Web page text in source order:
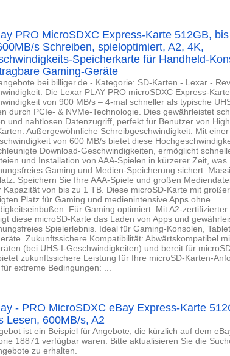
PRO MicroSDXC Express-Karte 512GB,
s Schreiben, spieloptimiert, A2, 4K,
Speicherkarte für Handheld-
Gaming-Geräte
bei billiger.de - Kategorie: SD-Karten - Lexar -
Die Lexar PLAY PRO microSDXC Express-
von 900 MB/s – 4-mal schneller als typische
durch PCIe- & NVMe-Technologie. Dies gewährleistet
und nahtlosen Datenzugriff, perfekt für Benutzer von
Außergewöhnliche Schreibgeschwindigkeit: Mit einer
von 600 MB/s bietet diese
Download-Geschwindigkeiten, ermöglicht
und Installation von AAA-Spielen in kürzerer Zeit, was
Gaming und Medien-Speicherung sichert.
Speichern Sie Ihre AAA-Spiele und großen
Kapazität von bis zu 1 TB. Diese microSD-Karte mit
Platz für Gaming und medienintensive Apps ohne
Für Gaming optimiert: Mit A2-zertifizierter
diese microSD-Karte das Laden von Apps und
Spielerlebnis. Ideal für Gaming-Konsolen,
Zukunftssichere Kompatibilität: Abwärtskompatibel
(bei UHS-I-Geschwindigkeiten) und bereit für
zukunftssichere Leistung für Ihre microSD-Karten-
extreme Bedingungen: ...
- PRO MicroSDXC eBay Express-Karte
Lesen, 600MB/s, A2
ist ein Beispiel für Angebote, die kürzlich auf dem
18871 verfügbar waren. Bitte aktualisieren Sie die
zu erhalten.